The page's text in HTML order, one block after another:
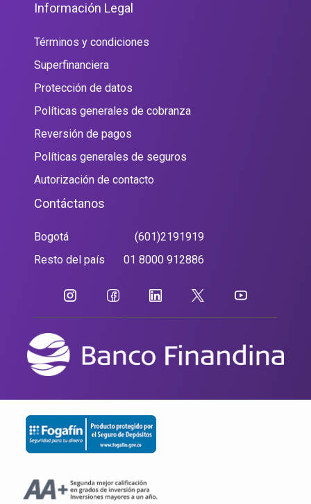
Información Legal
Términos y condiciones
Superfinanciera
Protección de datos
Políticas generales de cobranza
Reversión de pagos
Políticas generales de seguros
Autorización de contacto
Contáctanos
Bogotá
(601)2191919
Resto del país
01 8000 912886